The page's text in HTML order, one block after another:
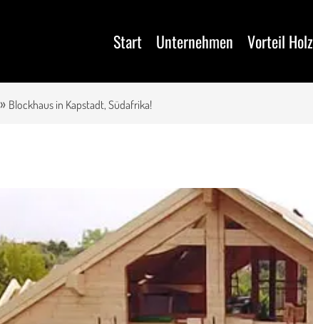
Start Unternehmen Vorteil Holz
» Blockhaus in Kapstadt, Südafrika!